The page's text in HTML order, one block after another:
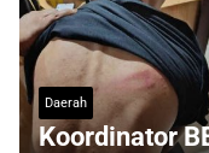
Daerah
Koordinator